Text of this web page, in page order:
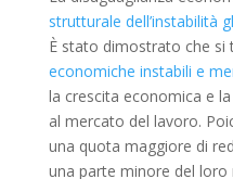
strutturale dell’instabilità
È stato dimostrato che si
economiche instabili e
la crescita economica e
al mercato del lavoro.
una quota maggiore di
una parte minore del